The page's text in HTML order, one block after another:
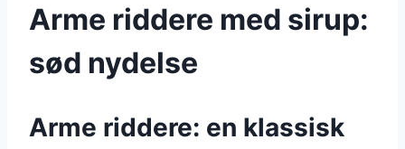
Arme riddere med sirup:
sød nydelse
Arme riddere: en klassisk